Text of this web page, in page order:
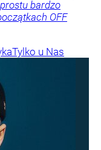
bardzo
OFF
Tylko u Nas